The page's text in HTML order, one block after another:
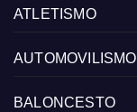
ATLETISMO
AUTOMOVILISMO
BALONCESTO